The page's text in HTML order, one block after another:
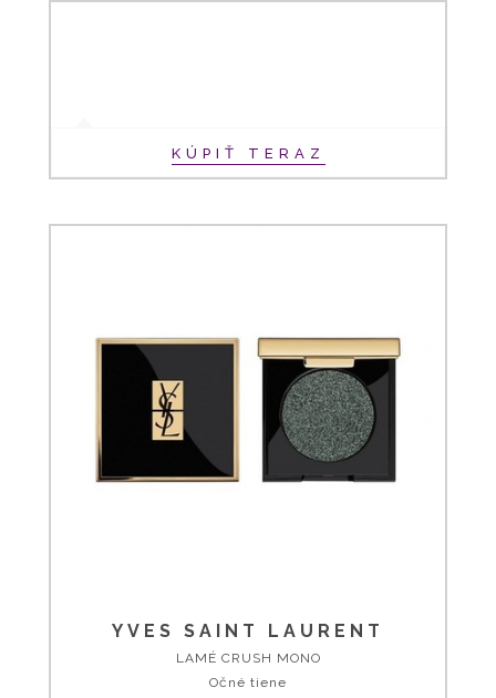
KÚPIŤ TERAZ
YVES SAINT LAURENT
LAMÉ CRUSH MONO
Očné tiene